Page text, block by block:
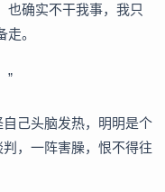
也确实不干我事，我只
。
”
己头脑发热，明明是个
，一阵害臊，恨不得往